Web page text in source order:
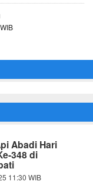
Abadi Hari
348 di
11:30 WIB